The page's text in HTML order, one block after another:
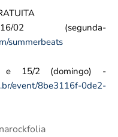
02 (segunda-
summerbeats
e 15/2 (domingo) -
event/8be3116f-0de2-